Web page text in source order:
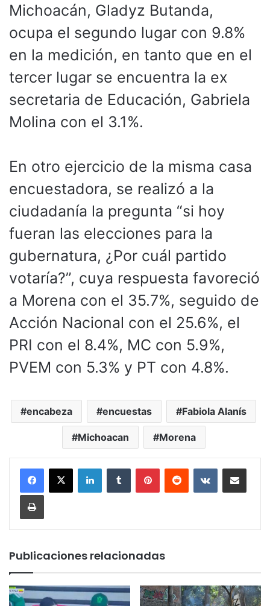
Michoacán, Gladyz Butanda,
ocupa el segundo lugar con 9.8%
en la medición, en tanto que en el
tercer lugar se encuentra la ex
secretaria de Educación, Gabriela
Molina con el 3.1%.
En otro ejercicio de la misma casa
encuestadora, se realizó a la
ciudadanía la pregunta “si hoy
fueran las elecciones para la
gubernatura, ¿Por cuál partido
votaría?”, cuya respuesta favoreció
a Morena con el 35.7%, seguido de
Acción Nacional con el 25.6%, el
PRI con el 8.4%, MC con 5.9%,
PVEM con 5.3% y PT con 4.8%.
encabeza encuestas Fabiola Alanís
Michoacan Morena
LinkedInTumblr PinterestReddit VKontakteCompartir por
Imprimir
Publicaciones relacionadas